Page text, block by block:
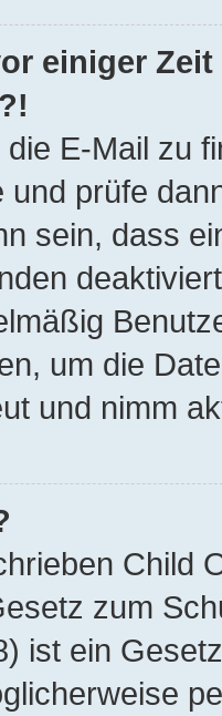
einiger
E-Mail zu
und prüfe
sein, dass
um die
und nimm
Child
zum
ist ein